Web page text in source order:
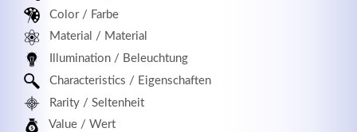
Color / Farbe
Material / Material
Illumination / Beleuchtung
Characteristics / Eigenschaften
Rarity / Seltenheit
Value / Wert